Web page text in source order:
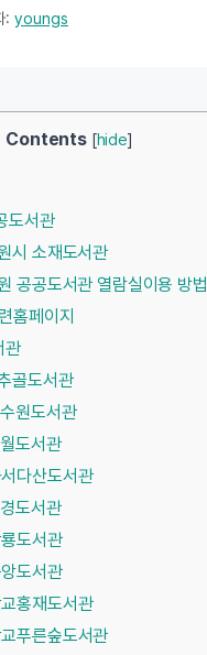
: youngs
Contents [hide]
도서관
시 소재도서관
공공도서관 열람실이용 방법
홈페이지
관
골도서관
원도서관
도서관
다산도서관
도서관
도서관
도서관
홍재도서관
푸른숲도서관